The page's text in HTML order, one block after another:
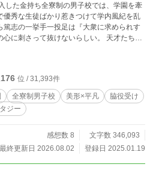
した金持ち全寮制の男子校では、学園を牽
優秀な生徒ばかり惹きつけて学内風紀を乱
篤志の一挙手一投足は『大衆に求められす
刺さって抜けないらしい。 天才たちは
るし、それを快く思わない天才たちのフ
を買うし、でも主人は毎日能天気だし。
のものから護る為、今日も宗介は全方向に
走する。 これは、天才の影に隠
い凡人が、凡人なりに走り続けて少しずつ
第13回ＢＬ大賞に参
ていただけると嬉しいです。 ※王道学
います。 ※嫌われ(?)→愛されですが、全員
ではありません。 ※呪いとかが平然と存在
位 / 31,393件
全寮制男子校 美形×平凡
脇役受け
ジー
感想数 8
文字数 346,093
最終更新日 2026.08.02
登録日 2025.01.19